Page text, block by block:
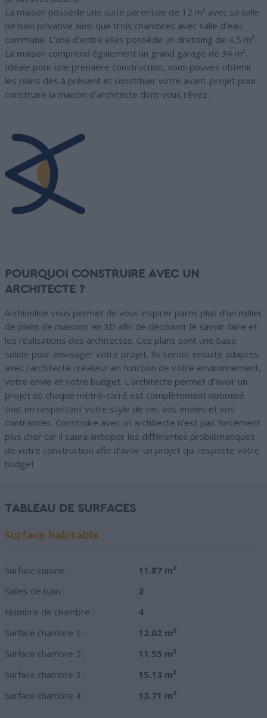
La maison possède une suite parentale de 12 m² avec sa salle
de bain privative ainsi que trois chambres avec salle d’eau
commune. L’une d’entre elles possède un dressing de 4,5 m².
La maison comprend également un grand garage de 34 m².
Idéale pour une première construction, vous pouvez obtenir
les plans dès à présent et constituer votre avant-projet pour
construire la maison d’architecte dont vous rêvez.
POURQUOI CONSTRUIRE AVEC UN
ARCHITECTE ?
Archionline vous permet de vous inspirer parmi plus d'un millier
de plans de maisons en 3D afin de découvrir le savoir-faire et
les réalisations des architectes. Ces plans sont une base
solide pour envisager votre projet. Ils seront ensuite adaptés
avec l'architecte créateur en fonction de votre environnement,
votre envie et votre budget. L'architecte permet d'avoir un
projet où chaque mètre-carré est complètement optimisé
tout en respectant votre style de vie, vos envies et vos
contraintes. Construire avec un architecte n'est pas forcément
plus cher car il saura anticiper les différentes problématiques
de votre construction afin d'avoir un projet qui respecte votre
budget
TABLEAU DE SURFACES
Surface habitable
Surface cuisine :
11.87 m²
Salles de bain :
2
Nombre de chambre :
4
Surface chambre 1 :
12.02 m²
Surface chambre 2 :
11.55 m²
Surface chambre 3 :
15.13 m²
Surface chambre 4 :
13.71 m²